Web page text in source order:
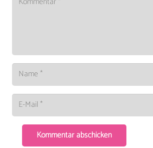
Kommentar abschicken